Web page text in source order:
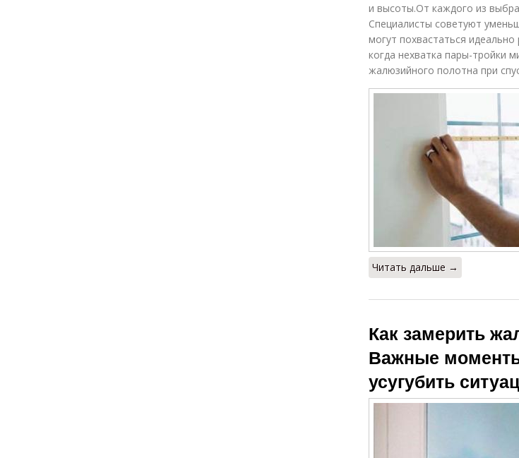
и высоты.От каждого из
Специалисты советуют
могут похвастаться
когда нехватка пары-тройки
жалюзийного полотна при
Читать дальше →
Как замерить
Важные
усугубить